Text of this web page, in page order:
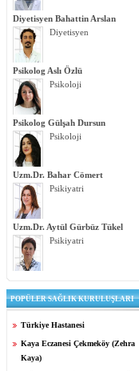
Diyetisyen Bahattin Arslan
Diyetisyen
Psikolog Aslı Özlü
Psikoloji
Psikolog Gülşah Dursun
Psikoloji
Uzm.Dr. Bahar Cömert
Psikiyatri
Uzm.Dr. Aytül Gürbüz Tükel
Psikiyatri
POPÜLER SAĞLIK KURULUŞLARI
Türkiye Hastanesi
Kaya Eczanesi Çekmeköy (Zehra
Kaya)